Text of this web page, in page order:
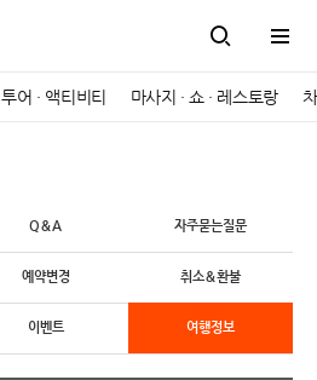
투어 · 액티비티 마사지 · 쇼 · 레스토랑
Q＆A 자주묻는질문
예약변경 취소＆환불
이벤트 여행정보